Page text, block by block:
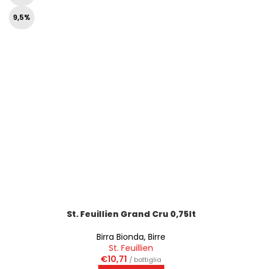
9,5%
St. Feuillien Grand Cru 0,75lt
Birra Bionda, Birre
St. Feuillien
€10,71 / bottiglia